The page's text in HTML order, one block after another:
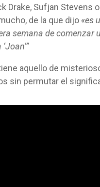
Drake, Sufjan Stevens
de la que dijo «es
semana de comenzar
aquello de
sin permutar el